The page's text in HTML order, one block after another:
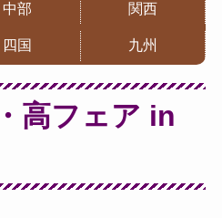
中部 関西
四国 九州
高フェア in